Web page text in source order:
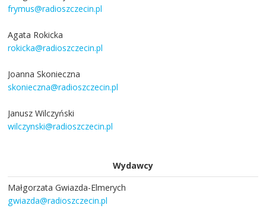
frymus@radioszczecin.pl
Agata Rokicka
rokicka@radioszczecin.pl
Joanna Skonieczna
skonieczna@radioszczecin.pl
Janusz Wilczyński
wilczynski@radioszczecin.pl
Wydawcy
Małgorzata Gwiazda-Elmerych
gwiazda@radioszczecin.pl